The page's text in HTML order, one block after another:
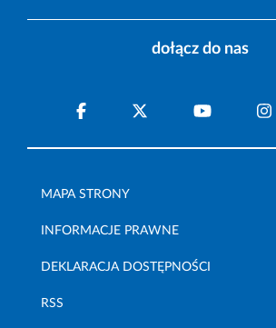
dołącz do nas
MAPA STRONY
INFORMACJE PRAWNE
DEKLARACJA DOSTĘPNOŚCI
RSS